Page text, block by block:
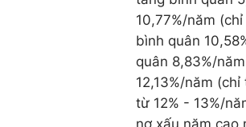
10,77%/năm
bình quân
quân 8,83%/
12,13%/năm
từ 12% - 13%/
nợ xấu năm cao